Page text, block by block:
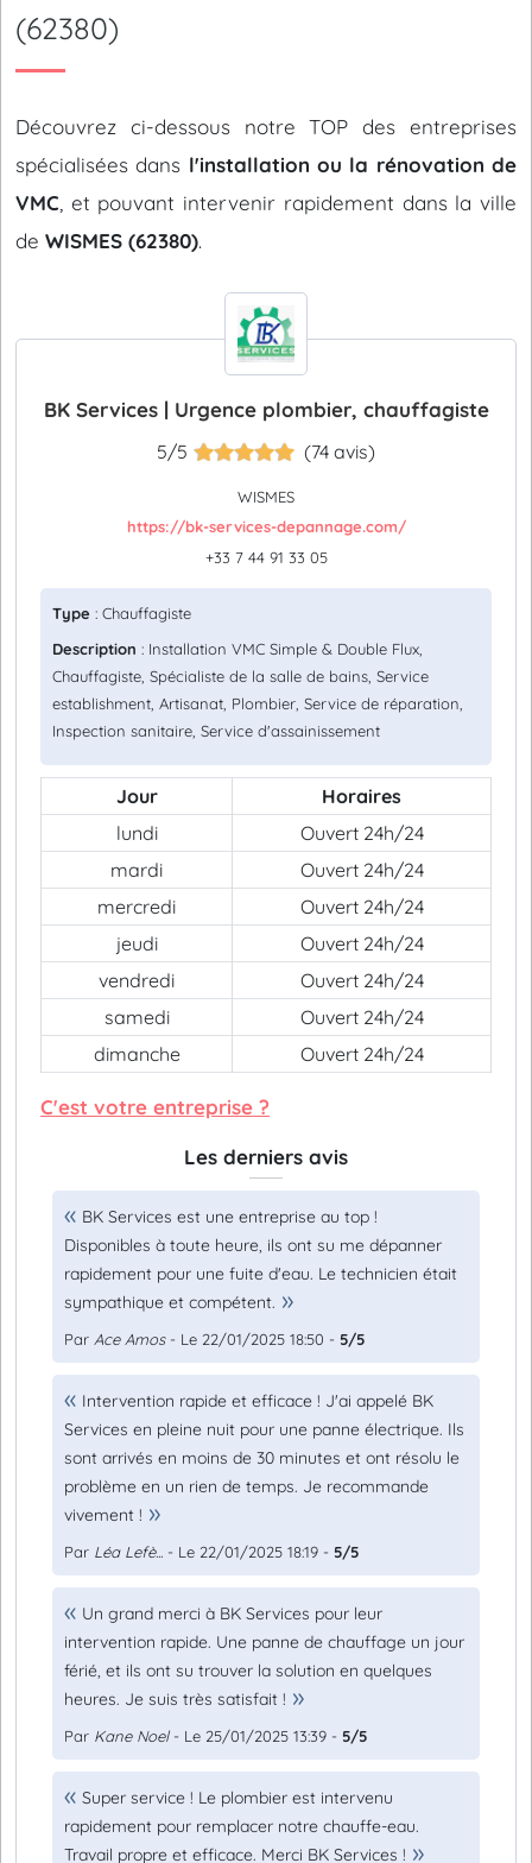
(62380)
Découvrez ci-dessous notre TOP des entreprises
spécialisées dans l'installation ou la rénovation de
VMC , et pouvant intervenir rapidement dans la ville
de WISMES (62380).
BK Services | Urgence plombier, chauffagiste
5/5 (74 avis)
WISMES
https://bk-services-depannage.com/
+33 7 44 91 33 05
Type : Chauffagiste
Description : Installation VMC Simple & Double Flux,
Chauffagiste, Spécialiste de la salle de bains, Service
establishment, Artisanat, Plombier, Service de réparation,
Inspection sanitaire, Service d'assainissement
Jour
Horaires
lundi
Ouvert 24h/24
mardi
Ouvert 24h/24
mercredi
Ouvert 24h/24
jeudi
Ouvert 24h/24
vendredi
Ouvert 24h/24
samedi
Ouvert 24h/24
dimanche
Ouvert 24h/24
C'est votre entreprise ?
Les derniers avis
BK Services est une entreprise au top !
Disponibles à toute heure, ils ont su me dépanner
rapidement pour une fuite d'eau. Le technicien était
sympathique et compétent.
Par Ace Amos- Le 22/01/2025 18:50 - 5/5
Intervention rapide et efficace ! J'ai appelé BK
Services en pleine nuit pour une panne électrique. Ils
sont arrivés en moins de 30 minutes et ont résolu le
problème en un rien de temps. Je recommande
vivement !
Par Léa Lefè... - Le 22/01/2025 18:19 - 5/5
Un grand merci à BK Services pour leur
intervention rapide. Une panne de chauffage un jour
férié, et ils ont su trouver la solution en quelques
heures. Je suis très satisfait !
Par Kane Noel- Le 25/01/2025 13:39 - 5/5
Super service ! Le plombier est intervenu
rapidement pour remplacer notre chauffe-eau.
Travail propre et efficace. Merci BK Services !